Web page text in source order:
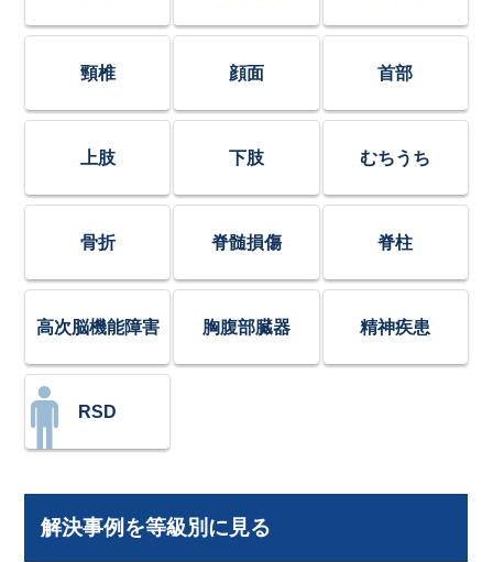
頸椎 顔面 首部
上肢 下肢 むちうち
骨折 脊髄損傷 脊柱
高次脳機能障害 胸腹部臓器 精神疾患
RSD
解決事例を等級別に見る